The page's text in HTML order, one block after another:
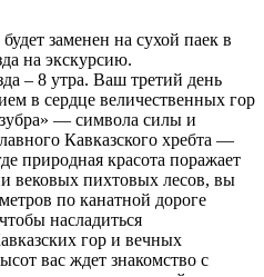
заменен на сухой паек в
на экскурсию.
– 8 утра. Ваш третий день
в сердце величественных гор
— символа силы и
Кавказского хребта —
природная красота поражает
вековых пихтовых лесов, вы
по канатной дороге
насладиться
гор и вечных
вас ждет знакомство с